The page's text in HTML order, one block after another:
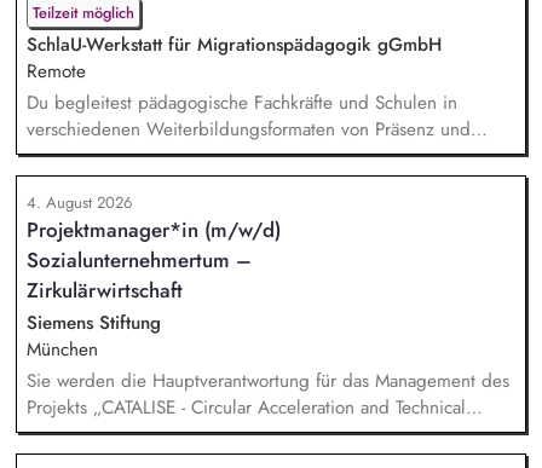
Teilzeit möglich
SchlaU-Werkstatt für Migrationspädagogik gGmbH
Remote
Du begleitest pädagogische Fachkräfte und Schulen in
verschiedenen Weiterbildungsformaten von Präsenz und
Online-Workshops bis hin zu pädogischen Tagen und erstellst
Online-Selbstlernkurse für unsere Plattform schlau-lernen.org.
Die inhaltlichen Schwerpunkte liegen dabei auf den
Bereichen Lesen lernen, Mehrsprachigkeitsbewusstsein und
Alphabetisierung in der Grundschule.
4. August 2026
Projektmanager*in (m/w/d)
Sozialunternehmertum –
Zirkulärwirtschaft
Siemens Stiftung
München
Sie werden die Hauptverantwortung für das Management des
Projekts „CATALISE - Circular Acceleration and Technical
Assistance for Local Innovation and Sustainable Enterprises